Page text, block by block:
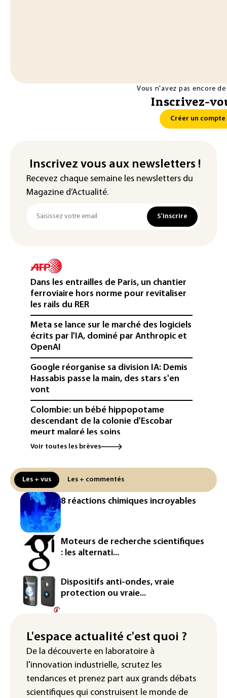
Vous n'avez pas encore
Inscrivez-
Créer un compte
Inscrivez vous aux newsletters !
Recevez chaque semaine les newsletters du
Magazine d’Actualité.
S'inscrire
Dans les entrailles de Paris, un chantier
ferroviaire hors norme pour revitaliser
les rails du RER
Meta se lance sur le marché des logiciels
écrits par l'IA, dominé par Anthropic et
OpenAI
Google réorganise sa division IA: Demis
Hassabis passe la main, des stars s'en
vont
Colombie: un bébé hippopotame
descendant de la colonie d'Escobar
meurt malgré les soins
Éclipse: une baisse temporaire de la
attendue en Europe
L'Autriche bat son record absolu de
chaleur pour le deuxième jour d'affilée
Inde : Meta sommé de s'excuser après
le retrait d'une vidéo de Modi
La défense, voie de diversification pour
un secteur automobile à la peine
France : prison avec sursis et
"bannissement numérique" pour deux
streamers jugés pour des violences et
IA : Mythos 5 d'Anthropic crée de
fausses identités lors d'un test au
Royaume-Uni
Voir toutes les brèves
Les + vus Les + commentés
8 réactions chimiques incroyables
Moteurs de recherche scientifiques
: les alternati...
Dispositifs anti-ondes, vraie
protection ou vraie...
L'espace actualité c'est quoi ?
De la découverte en laboratoire à
l'innovation industrielle, scrutez les
tendances et prenez part aux grands débats
scientifiques qui construisent le monde de